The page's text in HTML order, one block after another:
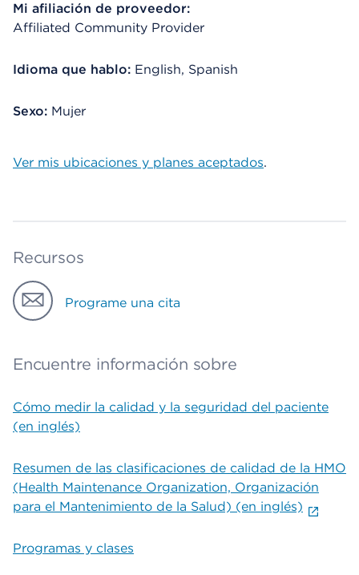
Mi afiliación de proveedor:
Affiliated Community Provider
Idioma que hablo: English, Spanish
Sexo: Mujer
Ver mis ubicaciones y planes aceptados.
Recursos
Programe una cita
Encuentre información sobre
Cómo medir la calidad y la seguridad del paciente
(en inglés)
Resumen de las clasificaciones de calidad de la HMO
(Health Maintenance Organization, Organización
para el Mantenimiento de la Salud) (en inglés)
Programas y clases